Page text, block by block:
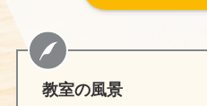
教室の風景